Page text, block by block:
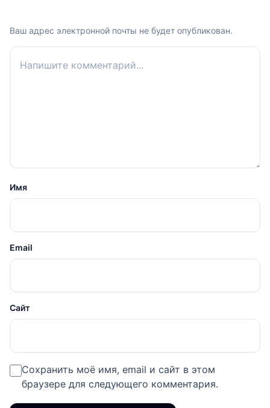
Ваш адрес электронной почты не будет опубликован.
Ваш комментарий
Имя
Email
Сайт
Сохранить моё имя, email и сайт в этом
браузере для следующего комментария.